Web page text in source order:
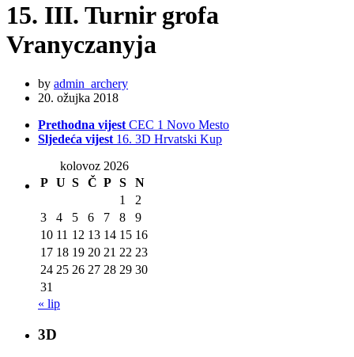
15. III. Turnir grofa
Vranyczanyja
by admin_archery
20. ožujka 2018
Prethodna vijest CEC 1 Novo Mesto
Sljedeća vijest 16. 3D Hrvatski Kup
kolovoz 2026
P U S Č P S
N
1
2
3
4 5 6 7 8
9
10 11 12 13 14 15 16
17 18 19 20 21 22 23
24 25 26 27 28 29 30
31
« lip
3D